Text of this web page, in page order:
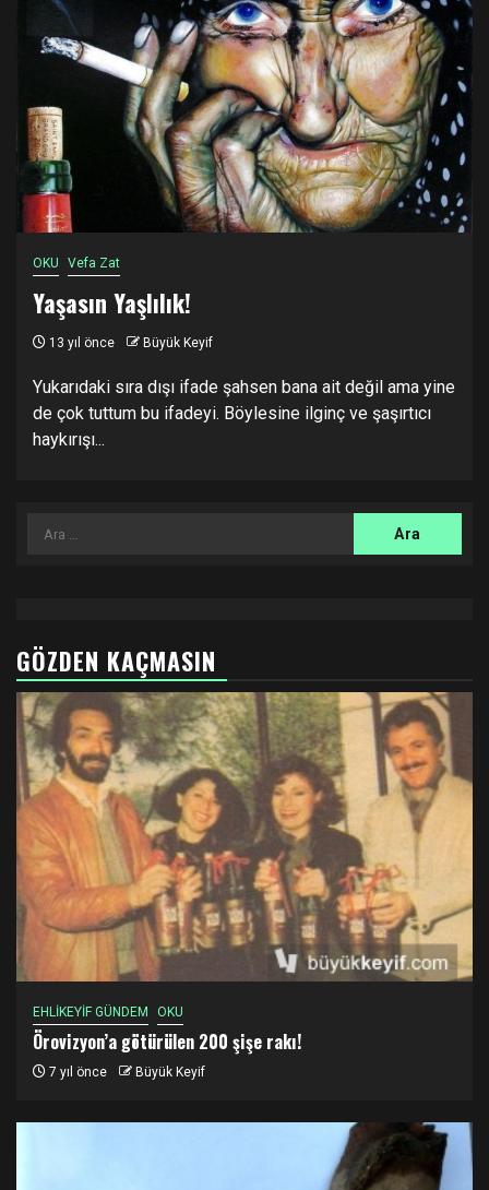
OKU Vefa Zat
Yaşasın Yaşlılık!
13 yıl önce Büyük Keyif
Yukarıdaki sıra dışı ifade şahsen bana ait değil ama yine
de çok tuttum bu ifadeyi. Böylesine ilginç ve şaşırtıcı
haykırışı...
Arama:
GÖZDEN KAÇMASIN
EHLİKEYİF GÜNDEM OKU
Örovizyon’a götürülen 200 şişe rakı!
7 yıl önce Büyük Keyif